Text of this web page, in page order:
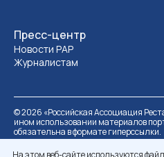
На этом веб-сайте используются
Пресс-центр
Новости РАР
Журналистам
©2026 «Российская Ассоциация
ином использовании материалов
обязательна в формате гиперссылки.
Политика обработки персональных